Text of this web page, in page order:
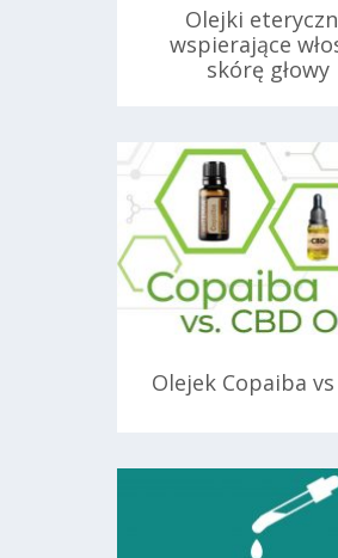
Olejki
wspierające
skórę głowy
Olejek Copaiba vs